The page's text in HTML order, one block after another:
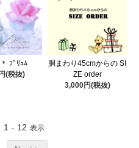
ﾌﾟﾘｭﾑ
(税抜)
胴まわり45cmからの SI
ZE order
3,000円(税抜)
1 - 12 表示